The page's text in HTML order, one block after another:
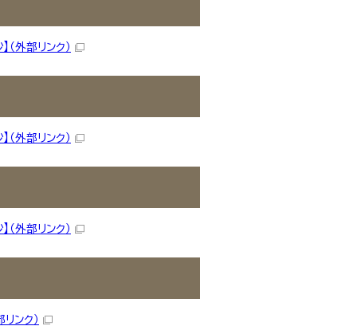
（外部リンク）
（外部リンク）
（外部リンク）
リンク）